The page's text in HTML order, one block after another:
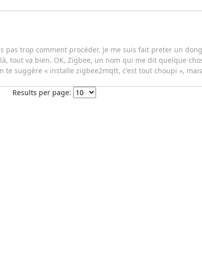
trop comment procéder. Je me suis fait preter un
tout va bien. OK, Zigbee, un nom qui me dit quelque
te suggère « installe zigbee2mqtt, c'est tout choupi »,
Results per page: